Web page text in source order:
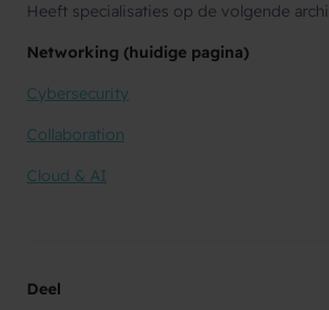
Heeft specialisaties op de volgende
Networking (huidige pagina)
Cybersecurity
Collaboration
Cloud & AI
Deel